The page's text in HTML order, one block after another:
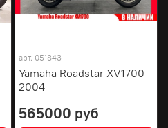
арт. 051843
Yamaha Roadstar XV1700
2004
565000 руб